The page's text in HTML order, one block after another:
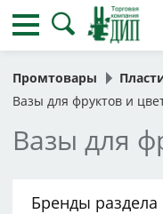
Промтовары
Вазы для фруктов и
Вазы для
Бренды раздела